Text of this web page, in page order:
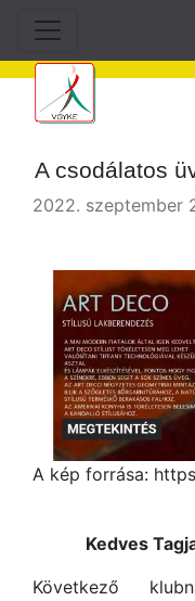
A csodálatos
2022. szeptember
A kép forrása:
Kedves
Következő